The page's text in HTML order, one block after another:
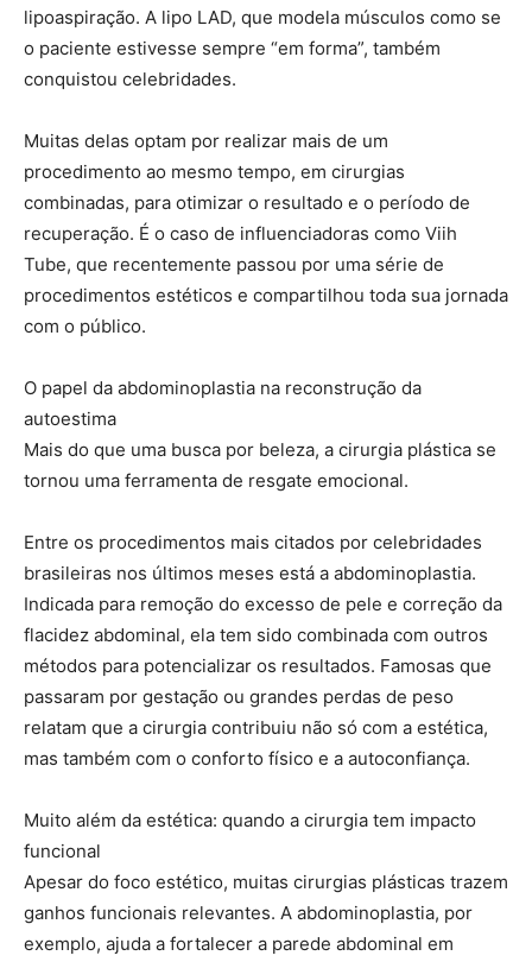
lipoaspiração. A lipo LAD, que modela músculos como se
o paciente estivesse sempre “em forma”, também
conquistou celebridades.
Muitas delas optam por realizar mais de um
procedimento ao mesmo tempo, em cirurgias
combinadas, para otimizar o resultado e o período de
recuperação. É o caso de influenciadoras como Viih
Tube, que recentemente passou por uma série de
procedimentos estéticos e compartilhou toda sua jornada
com o público.
O papel da abdominoplastia na reconstrução da
autoestima
Mais do que uma busca por beleza, a cirurgia plástica se
tornou uma ferramenta de resgate emocional.
Entre os procedimentos mais citados por celebridades
brasileiras nos últimos meses está a abdominoplastia.
Indicada para remoção do excesso de pele e correção da
flacidez abdominal, ela tem sido combinada com outros
métodos para potencializar os resultados. Famosas que
passaram por gestação ou grandes perdas de peso
relatam que a cirurgia contribuiu não só com a estética,
mas também com o conforto físico e a autoconfiança.
Muito além da estética: quando a cirurgia tem impacto
funcional
Apesar do foco estético, muitas cirurgias plásticas trazem
ganhos funcionais relevantes. A abdominoplastia, por
exemplo, ajuda a fortalecer a parede abdominal em